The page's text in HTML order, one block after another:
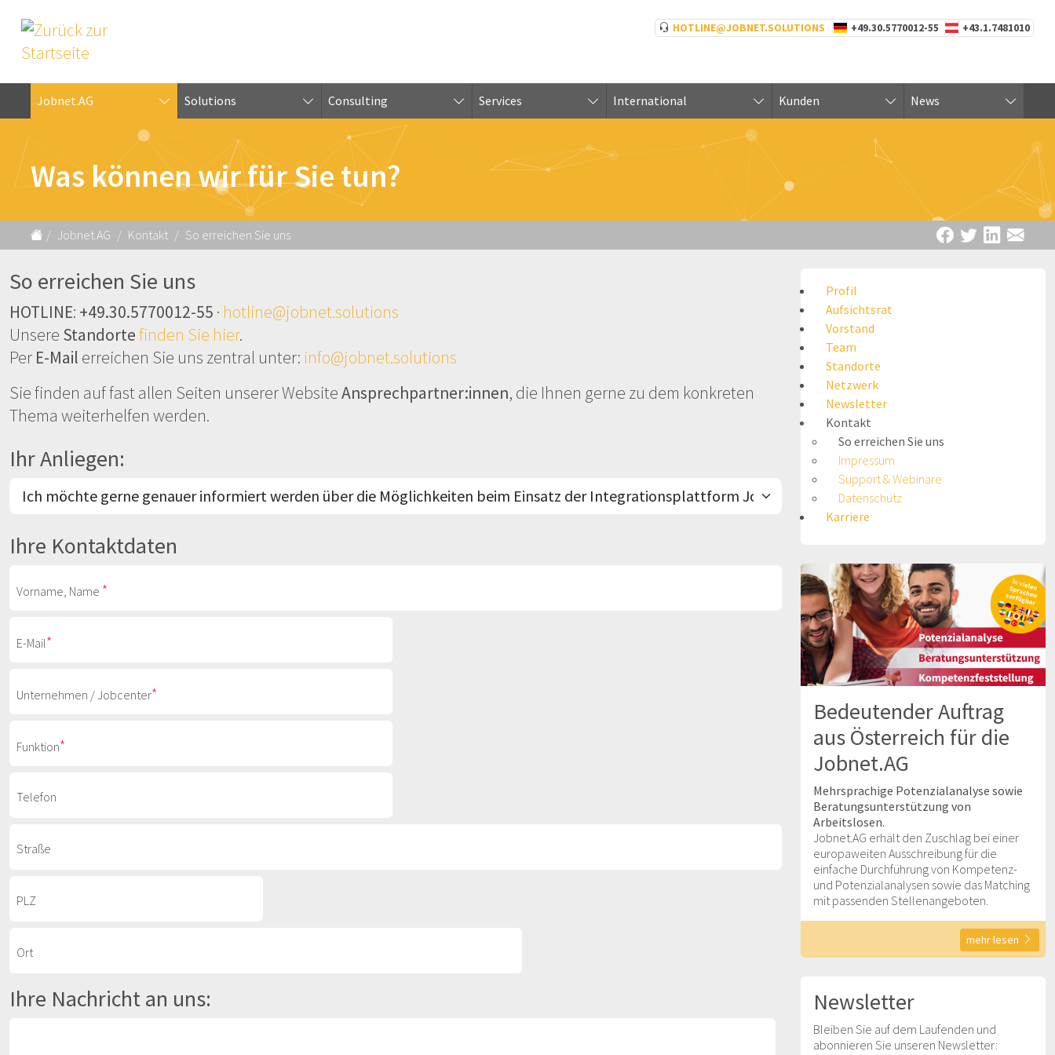
HOTLINE@JOBNET.SOLUTIONS +49.30.5770012-55 +43.1.7481010
Jobnet.AG Solutions Consulting Services International Kunden News
Was können wir für Sie tun?
Jobnet.AG Kontakt So erreichen Sie uns
So erreichen Sie uns
HOTLINE: +49.30.5770012-55 · hotline@jobnet.solutions
Unsere Standortefinden Sie hier.
Per E-Mail erreichen Sie uns zentral unter: info@jobnet.solutions
Sie finden auf fast allen Seiten unserer WebsiteAnsprechpartner:innen, die Ihnen gerne zu dem konkreten
Thema weiterhelfen werden.
Ihr Anliegen:
Ihre Kontaktdaten
Vorname, Name *
E-Mail*
Unternehmen / Jobcenter*
Funktion*
Telefon
Straße
PLZ
Ort
Ihre Nachricht an uns:
Profil
Aufsichtsrat
Vorstand
Team
Standorte
Netzwerk
Newsletter
Kontakt
So erreichen Sie uns
Impressum
Support & Webinare
Datenschutz
Karriere
Bedeutender Auftrag
aus Österreich für die
Jobnet.AG
Mehrsprachige Potenzialanalyse sowie
Beratungsunterstützung von
Arbeitslosen.
Jobnet.AG erhält den Zuschlag bei einer
europaweiten Ausschreibung für die
einfache Durchführung von Kompetenz-
und Potenzialanalysen sowie das Matching
mit passenden Stellenangeboten.
mehr lesen
Newsletter
Bleiben Sie auf dem Laufenden und
abonnieren Sie unseren Newsletter: